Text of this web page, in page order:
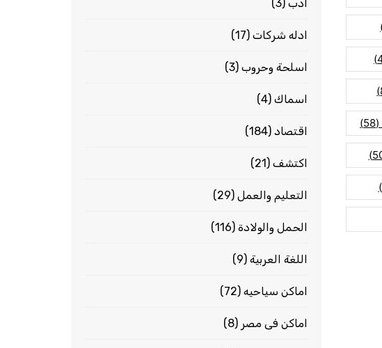
(58)
ادب (3)
ادله شركات (17)
اسلحة وحروب (3)
اسماك (4)
اقتصاد (184)
اكتشف (21)
التعليم والعمل (29)
الحمل والولادة (116)
اللغة العربية (9)
اماكن سياحيه (72)
اماكن فى مصر (8)